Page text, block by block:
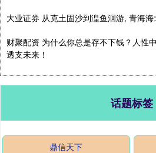
大业证券 从克土固沙到湟鱼洄游, 青海
财聚配资 为什么你总是存不下钱？人性
透支未来！
话题标签
鼎信天下